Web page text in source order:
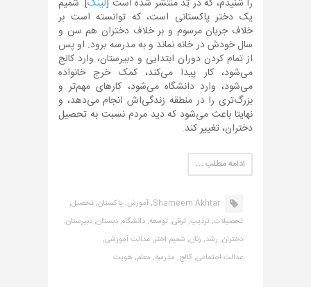
را شنیدم، که در تِد منتشر شده است [لینک]. شمیم
یک دختر پاکستانی است، که توانسته است بر
خلاف جریان مرسوم و بر خلاف دختران هم سن و
سال خودش در خانه نماند و به مدرسه برود. او پس
از تمام کردن دوران ابتدایی و دبیرستان، وارد کالج
می‌شود، کار پیدا می‌کند، کمک خرج خانواده
می‌شود، وارد دانشگاه می‌شود، کارهای مهم‌تر و
بزرگ‌تری را در منطقه زندگی‌اش انجام می‌دهد، و
نهایتا باعث می‌شود که دید مردم نسبت به تحصیل
دختران، تغییر کند.
ادامه مطلب …
Shameem Akhtar, آموزش,پاکستان,تحصیل,
تحصیلات,تردیپ,ترقی,توسعه,دانشگاه,دبستان,دبیرستان,
دختران, رشد, زنان, شمیم اختر,عدالت آموزشی,
عدالت اجتماعی,کالج, مدرسه, معلم, هویت